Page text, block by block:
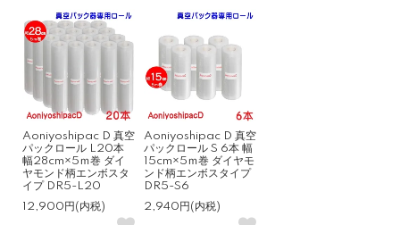
Aoniyoshipac D 真空
パックロール L20本
幅28cm×5ｍ巻 ダイ
ヤモンド柄エンボスタ
イプ DR5-L20
12,900円(内税)
Aoniyoshipac D 真空
パックロール S 6本 幅
15cm×5ｍ巻 ダイヤモ
ンド柄エンボスタイプ
DR5-S6
2,940円(内税)